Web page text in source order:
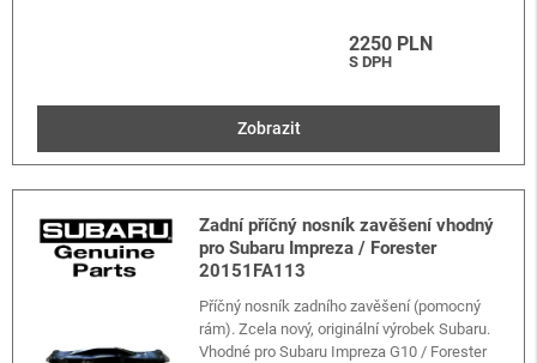
2250 PLN
S DPH
Zobrazit
Zadní příčný nosník zavěšení vhodný
pro Subaru Impreza / Forester
20151FA113
Příčný nosník zadního zavěšení (pomocný
rám). Zcela nový, originální výrobek Subaru.
Vhodné pro Subaru Impreza G10 / Forester